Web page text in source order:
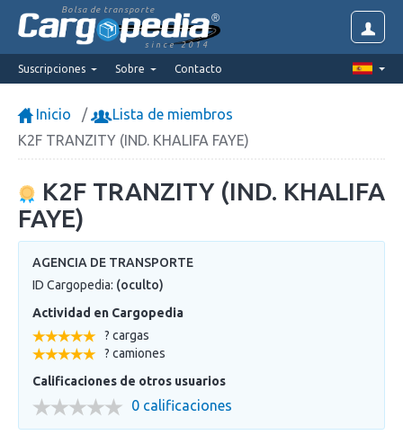
Bolsa de transporte
since 2014
Suscripciones Sobre Contacto
Inicio
Lista de miembros
K2F TRANZITY (IND. KHALIFA FAYE)
K2F TRANZITY (IND. KHALIFA
FAYE)
AGENCIA DE TRANSPORTE
ID Cargopedia: (oculto)
Actividad en Cargopedia
? cargas
? camiones
Calificaciones de otros usuarios
0 calificaciones